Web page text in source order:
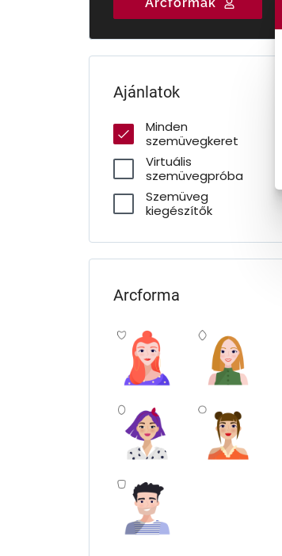
Ajánlatok
Minden
szemüvegkeret
Virtuális
szemüvegpróba
Szemüveg
kiegészítők
Arcforma